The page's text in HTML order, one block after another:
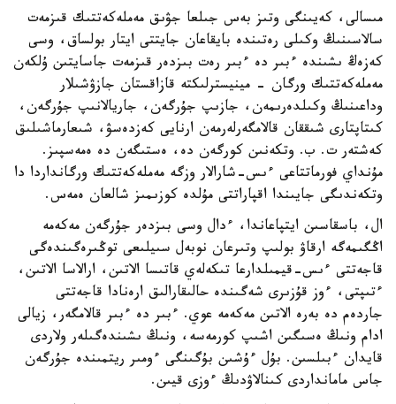
مىسالى، كەيىنگى وتىز بەس جىلعا جۋىق مەملەكەتتىك قىزمەت
سالاسىنىڭ وكىلى رەتىندە بايقاعان جايتتى ايتار بولساق، وسى
كەزەڭ ىشىندە ءبىر دە ءبىر رەت بىزدەر قىزمەت جاسايتىن ۇلكەن
مەملەكەتتىك ورگان - مينيسترلىكتە قازاقستان جازۋشىلار
وداعىنىڭ وكىلدەرىمەن، جازىپ جۇرگەن، جاريالانىپ جۇرگەن،
كىتاپتارى شىققان قالامگەرلەرمەن ارنايى كەزدەسۋ، شىعارماشىلىق
كەشتەر ت. ب. وتكەنىن كورگەن دە، ەستىگەن دە ەمەسپىز.
مۇنداي فورماتتاعى ءىس-شارالار وزگە مەملەكەتتىك ورگانداردا دا
وتكەندىگى جايىندا اقپاراتتى مۇلدە كوزىمىز شالعان ەمەس.
ال، باسقاسىن ايتپاعاندا، ءدال وسى بىزدەر جۇرگەن مەكەمە
اڭگىمەگە ارقاۋ بولىپ وتىرعان نوبەل سىيلىعى توڭىرەگىندەگى
قاجەتتى ءىس-قيمىلدارعا تىكەلەي قاتىسا الاتىن، ارالاسا الاتىن،
ءتىپتى، ءوز قۇزىرى شەگىندە حالىقارالىق ارەنادا قاجەتتى
جاردەم دە بەرە الاتىن مەكەمە عوي. ءبىر دە ءبىر قالامگەر، زيالى
ادام ونىڭ ەسىگىن اشىپ كورمەسە، ونىڭ ىشىندەگىلەر ولاردى
قايدان ءبىلسىن. بۇل ءۇشىن بۇگىنگى ءومىر ريتمىندە جۇرگەن
جاس مامانداردى كىنالاۋدىڭ ءوزى قيىن.